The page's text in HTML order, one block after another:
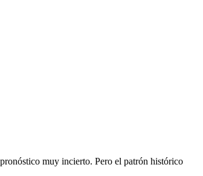
muy incierto. Pero el patrón histórico